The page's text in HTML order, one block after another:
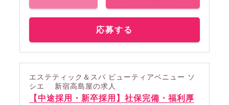
応募する
エステティック＆スパ ビューティアベニュー ソ
シエ 新宿高島屋の求人
【中途採用・新卒採用】社保完備・福利厚